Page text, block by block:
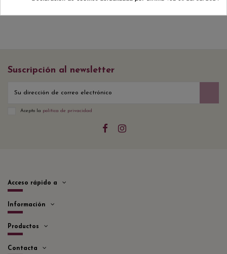
Suscripción al newsletter
Acepto la política de privacidad
Acceso rápido a
Información
Productos
Contacta